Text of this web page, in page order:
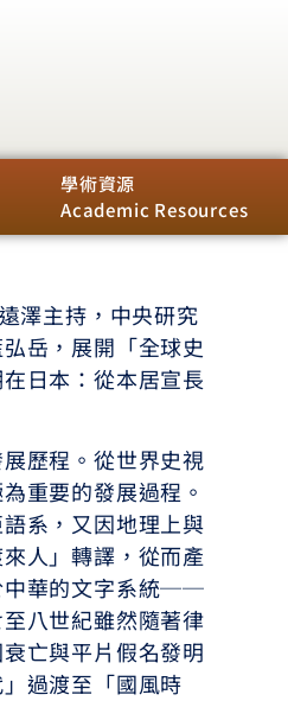
學術資源
Academic Resources
澤主持，中央研究
岳，展開「全球史
日本：從本居宣長
歷程。從世界史視
重要的發展過程。
系，又因地理上與
人」轉譯，從而產
中華的文字系統──
八世紀雖然隨著律
亡與平片假名發明
過渡至「國風時